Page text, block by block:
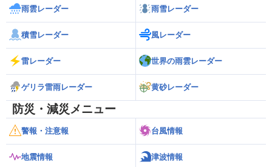
雨雲レーダー 雨雪レーダー
積雪レーダー 風レーダー
雷レーダー 世界の雨雲レーダー
ゲリラ雷雨レーダー 黄砂レーダー
防災・減災メニュー
警報・注意報 台風情報
地震情報 津波情報